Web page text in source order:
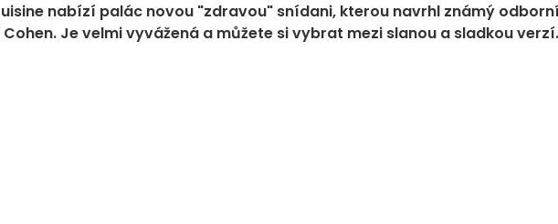
nabízí palác novou "zdravou" snídani, kterou navrhl známý
Je velmi vyvážená a můžete si vybrat mezi slanou a sladkou verzí.